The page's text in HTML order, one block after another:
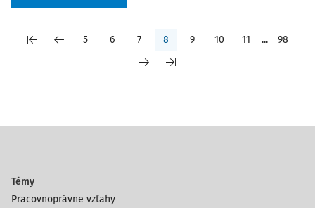
5 6 7 8 9 10 11 ... 98
Témy
Pracovnoprávne vzťahy